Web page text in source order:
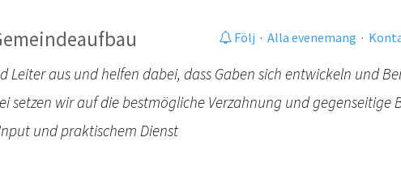
Följ · Alla evenemang ·
Leiter aus und helfen dabei, dass Gaben sich entwickeln und
setzen wir auf die bestmögliche Verzahnung und gegenseitige
und praktischem Dienst